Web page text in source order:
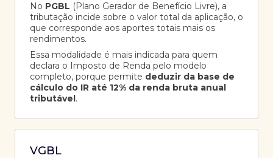
No PGBL (Plano Gerador de Benefício Livre), a
tributação incide sobre o valor total da aplicação, o
que corresponde aos aportes totais mais os
rendimentos.
Essa modalidade é mais indicada para quem
declara o Imposto de Renda pelo modelo
completo, porque permite deduzir da base de
cálculo do IR até 12% da renda bruta anual
tributável.
VGBL